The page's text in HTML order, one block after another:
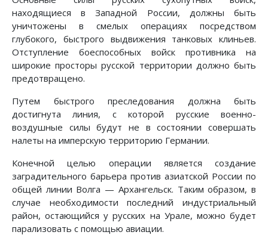
находящиеся в Западной России, должны быть
уничтожены в смелых операциях посредством
глубокого, быстрого выдвижения танковых клиньев.
Отступление боеспособных войск противника на
широкие просторы русской территории должно быть
предотвращено.
Путем быстрого преследования должна быть
достигнута линия, с которой русские военно-
воздушные силы будут не в состоянии совершать
налеты на имперскую территорию Германии.
Конечной целью операции является создание
заградительного барьера против азиатской России по
общей линии Волга — Архангельск. Таким образом, в
случае необходимости последний индустриальный
район, остающийся у русских на Урале, можно будет
парализовать с помощью авиации.